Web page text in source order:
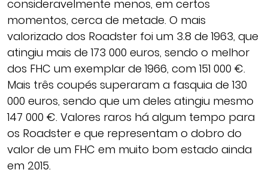
consideravelmente menos, em certos
momentos, cerca de metade. O mais
valorizado dos Roadster foi um 3.8 de 1963, que
atingiu mais de 173 000 euros, sendo o melhor
dos FHC um exemplar de 1966, com 151 000 €.
Mais três coupés superaram a fasquia de 130
000 euros, sendo que um deles atingiu mesmo
147 000 €. Valores raros há algum tempo para
os Roadster e que representam o dobro do
valor de um FHC em muito bom estado ainda
em 2015.